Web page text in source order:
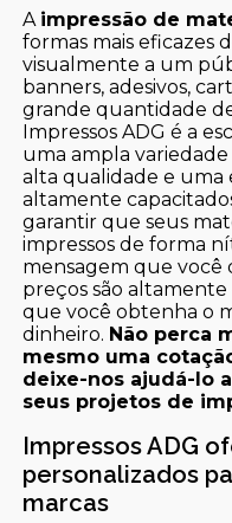
A impressão de
formas mais eficazes
visualmente a um
banners, adesivos,
grande quantidade
Impressos ADG é a
uma ampla
alta qualidade e uma
altamente
garantir que seus
impressos de forma
mensagem que você
preços são
que você obtenha o
dinheiro. Não perca
mesmo uma
deixe-nos ajudá-lo
seus projetos de
Impressos ADG
personalizados
marcas